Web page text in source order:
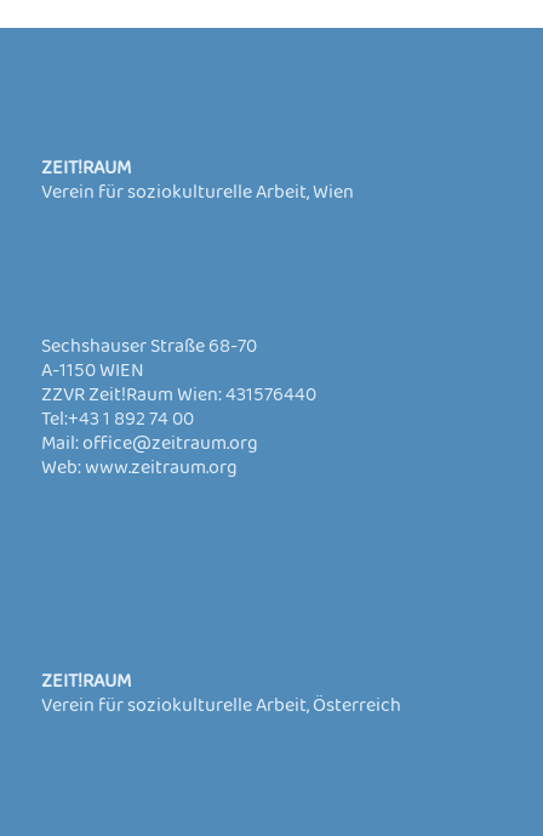
ZEIT!RAUM
Verein für soziokulturelle Arbeit, Wien
Sechshauser Straße 68-70
A-1150 WIEN
ZZVR Zeit!Raum Wien: 431576440
Tel:+43 1 892 74 00
Mail:office@zeitraum.org
Web:www.zeitraum.org
ZEIT!RAUM
Verein für soziokulturelle Arbeit, Österreich